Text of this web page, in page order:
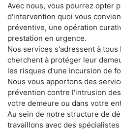
Avec nous, vous pourrez opter
d'intervention quoi vous
préventive, une opération
prestation en urgence.
Nos services s'adressent à
cherchent à protéger leur
les risques d'une incursion de
Nous vous apportons des
prévention contre l'intrusion
votre demeure ou dans votre
Au sein de notre structure de
travaillons avec des